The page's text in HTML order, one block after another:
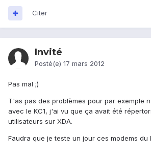
Citer
Invité
Posté(e) 17 mars 2012
Pas mal ;)
T'as pas des problèmes pour par exemple
avec le KC1, j'ai vu que ça avait été
utilisateurs sur XDA.
Faudra que je teste un jour ces modems du